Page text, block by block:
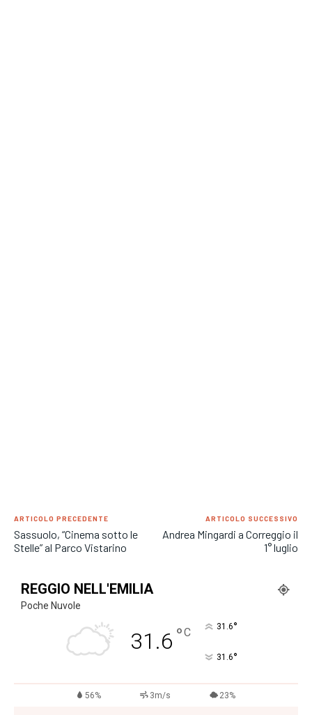
ARTICOLO PRECEDENTE
Sassuolo, “Cinema sotto le
Stelle” al Parco Vistarino
ARTICOLO SUCCESSIVO
Andrea Mingardi a Correggio il
1° luglio
REGGIO NELL'EMILIA
Poche Nuvole
31.6 °C 31.6°
31.6°
56% 3m/s 23%